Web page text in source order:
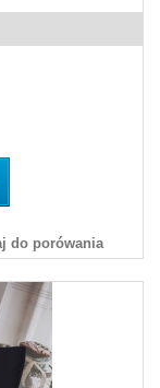
do porówania